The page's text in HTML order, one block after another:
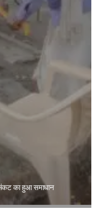
का हुआ समाधान